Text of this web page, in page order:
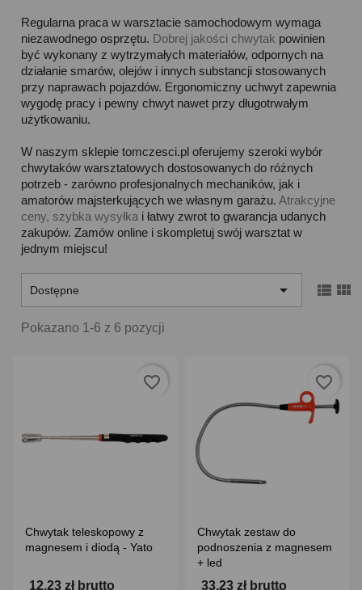
Regularna praca w warsztacie samochodowym wymaga
niezawodnego osprzętu. Dobrej jakości chwytak powinien
być wykonany z wytrzymałych materiałów, odpornych na
działanie smarów, olejów i innych substancji stosowanych
przy naprawach pojazdów. Ergonomiczny uchwyt zapewnia
wygodę pracy i pewny chwyt nawet przy długotrwałym
użytkowaniu.
W naszym sklepie tomczesci.pl oferujemy szeroki wybór
chwytaków warsztatowych dostosowanych do różnych
potrzeb - zarówno profesjonalnych mechaników, jak i
amatorów majsterkujących we własnym garażu.Atrakcyjne
ceny, szybka wysyłka i łatwy zwrot to gwarancja udanych
zakupów. Zamów online i skompletuj swój warsztat w
jednym miejscu!
Dostępne   
Pokazano 1-6 z 6 pozycji
Chwytak teleskopowy z
magnesem i diodą - Yato
12,23 zł brutto
favorite_border
Chwytak zestaw do
podnoszenia z magnesem
+ led
33,23 zł brutto
favorite_border